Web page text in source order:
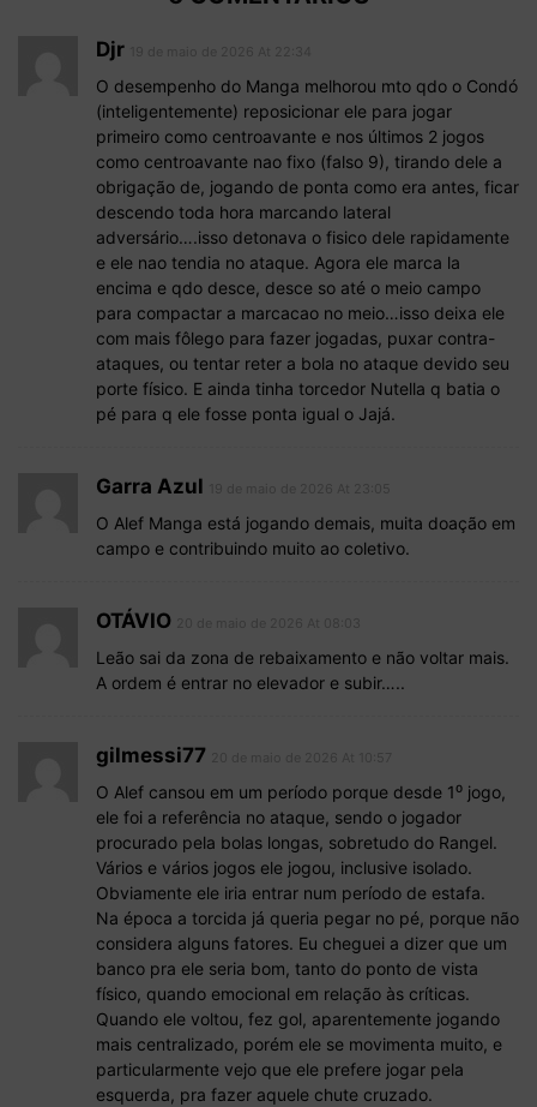
Djr
O desempenho do Manga melhorou mto qdo o Condó
(inteligentemente) reposicionar ele para jogar
primeiro como centroavante e nos últimos 2 jogos
como centroavante nao fixo (falso 9), tirando dele a
obrigação de, jogando de ponta como era antes, ficar
descendo toda hora marcando lateral
adversário….isso detonava o fisico dele rapidamente
e ele nao tendia no ataque. Agora ele marca la
encima e qdo desce, desce so até o meio campo
para compactar a marcacao no meio…isso deixa ele
com mais fôlego para fazer jogadas, puxar contra-
ataques, ou tentar reter a bola no ataque devido seu
porte físico. E ainda tinha torcedor Nutella q batia o
pé para q ele fosse ponta igual o Jajá.
Garra Azul
O Alef Manga está jogando demais, muita doação em
campo e contribuindo muito ao coletivo.
OTÁVIO
Leão sai da zona de rebaixamento e não voltar mais.
A ordem é entrar no elevador e subir…..
gilmessi77
O Alef cansou em um período porque desde 1⁰ jogo,
ele foi a referência no ataque, sendo o jogador
procurado pela bolas longas, sobretudo do Rangel.
Vários e vários jogos ele jogou, inclusive isolado.
Obviamente ele iria entrar num período de estafa.
Na época a torcida já queria pegar no pé, porque não
considera alguns fatores. Eu cheguei a dizer que um
banco pra ele seria bom, tanto do ponto de vista
físico, quando emocional em relação às críticas.
Quando ele voltou, fez gol, aparentemente jogando
mais centralizado, porém ele se movimenta muito, e
particularmente vejo que ele prefere jogar pela
esquerda, pra fazer aquele chute cruzado.